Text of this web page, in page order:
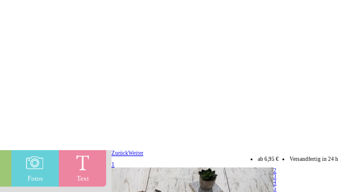
ab 6,95 € Versandfertig in 24 h
Fotos Text
ZurückWeiter
1
2
3
4
5